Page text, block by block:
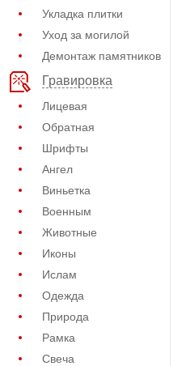
Укладка плитки
Уход за могилой
Демонтаж памятников
Гравировка
Лицевая
Обратная
Шрифты
Ангел
Виньетка
Военным
Животные
Иконы
Ислам
Одежда
Природа
Рамка
Свеча